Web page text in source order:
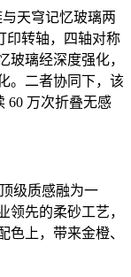
天穹记忆玻璃两
印转轴，四轴对称
玻璃经深度强化，
。二者协同下，该
60 万次折叠无感
级质感融为一
领先的柔砂工艺，
色上，带来金橙、